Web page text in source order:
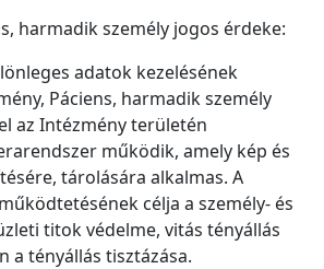
harmadik személy jogos érdeke:
adatok kezelésének
Páciens, harmadik személy
az Intézmény területén
működik, amely kép és
tárolására alkalmas. A
célja a személy- és
titok védelme, vitás tényállás
a tényállás tisztázása.